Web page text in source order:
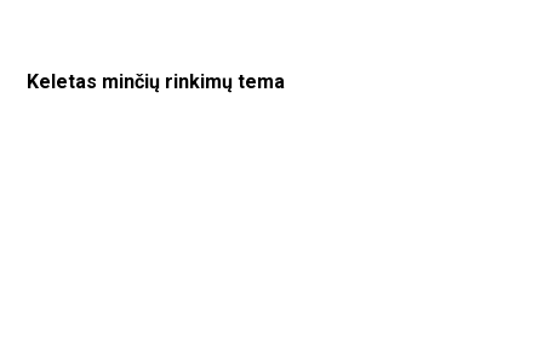
Keletas minčių rinkimų tema